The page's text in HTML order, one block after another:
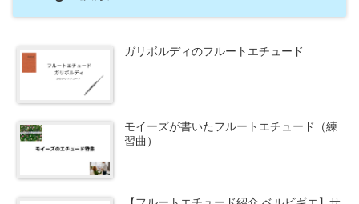
ガリボルディのフルートエチュード
モイーズが書いたフルートエチュード（練
習曲）